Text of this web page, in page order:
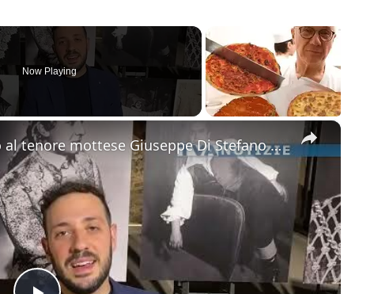
Now Playing
×
Motta Sant'Anastasia. L'omaggio al tenore mottese Giuseppe Di Stefano nel giorno della sua nascita.